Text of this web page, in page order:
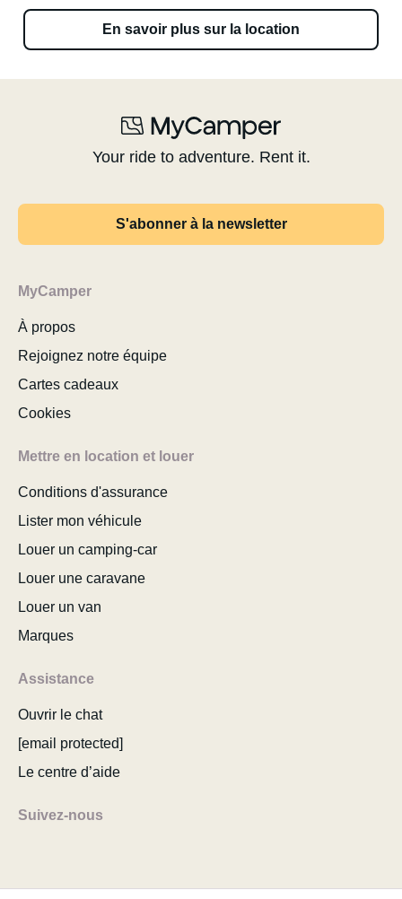
En savoir plus sur la location
Your ride to adventure. Rent it.
S'abonner à la newsletter
MyCamper
À propos
Rejoignez notre équipe
Cartes cadeaux
Cookies
Mettre en location et louer
Conditions d'assurance
Lister mon véhicule
Louer un camping-car
Louer une caravane
Louer un van
Marques
Assistance
Ouvrir le chat
[email protected]
Le centre d’aide
Suivez-nous